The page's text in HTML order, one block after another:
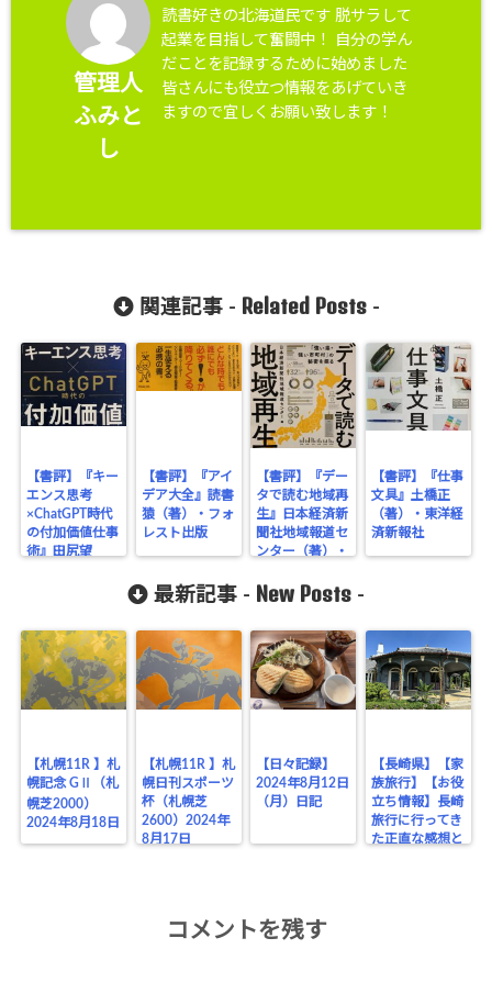
管理人
ふみと
し
読書好きの北海道民です 脱サラして
起業を目指して奮闘中！ 自分の学ん
だことを記録するために始めました
皆さんにも役立つ情報をあげていき
ますので宜しくお願い致します！
関連記事 - Related Posts-
【書評】『キー
エンス思考
×ChatGPT時代
の付加価値仕事
術』田尻望
【書評】『アイ
デア大全』読書
猿（著）・フォ
レスト出版
【書評】『デー
タで読む地域再
生』日本経済新
聞社地域報道セ
ンター（著）・
版
【書評】『仕事
文具』土橋正
（著）・東洋経
済新報社
最新記事 - New Posts -
【札幌11R 】札
幌記念 GⅡ（札
幌芝2000）
2024年8月18日
【札幌11R 】札
幌日刊スポーツ
杯（札幌芝
2600）2024年
8月17日
【日々記録】
2024年8月12日
（月）日記
【長崎県】【家
族旅行】【お役
立ち情報】長崎
旅行に行ってき
た正直な感想と
コメントを残す